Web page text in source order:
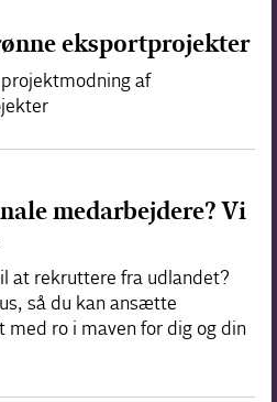
eksportprojekter
af
medarbejdere? Vi
at rekruttere fra udlandet?
så du kan ansætte
ro i maven for dig og din